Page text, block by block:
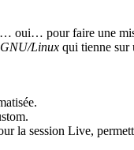
oui… pour faire une
GNU/Linux qui tienne sur
la session Live,